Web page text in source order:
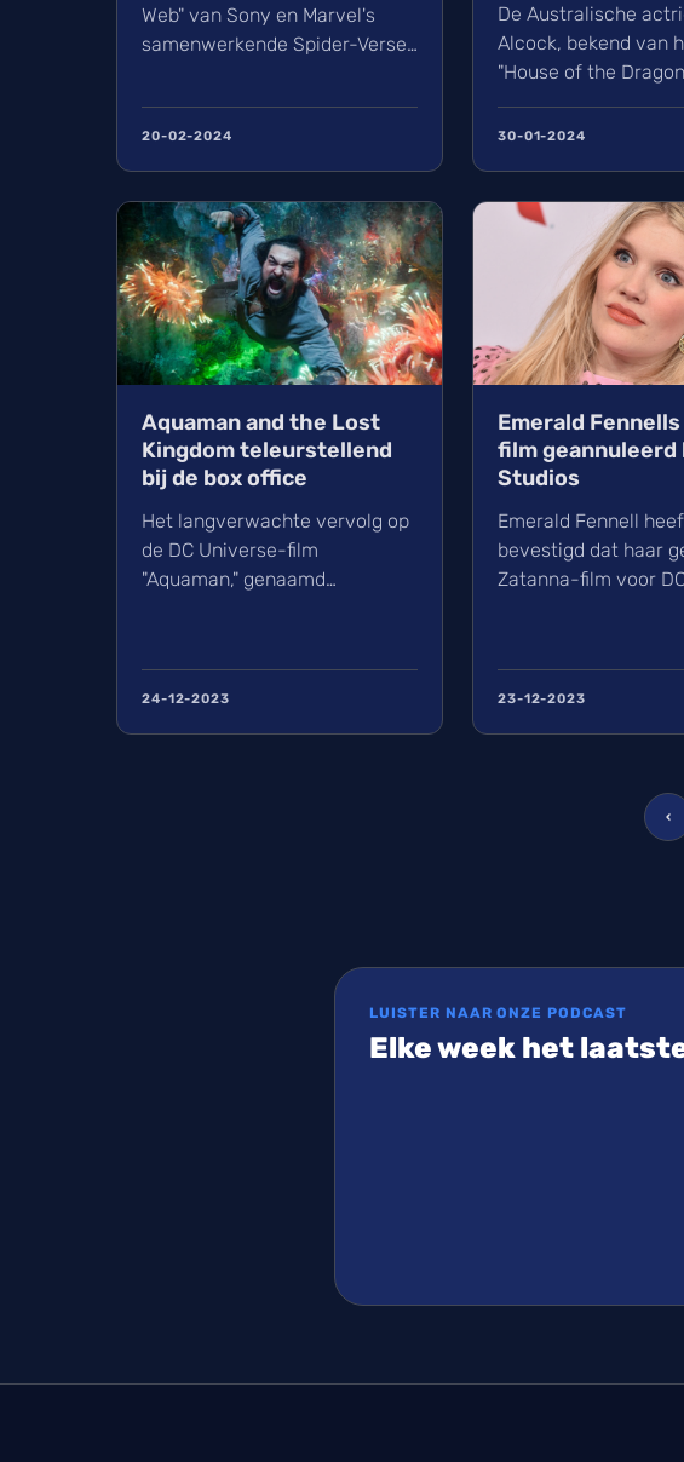
Web" van Sony en Marvel's
samenwerkende Spider-Verse-
aan de box office tijdens het
Presidents' Day weekend. De
20-02-2024
De Australische
Alcock, bekend van
"House of the
gecast als de
in de aankomende film
Universum. Dit ...
30-01-2024
Aquaman and the Lost
Kingdom teleurstellend
bij de box office
Het langverwachte vervolg op
de DC Universe-film
"Aquaman," genaamd
een knal van start gegaan aan
de box office. De film, die het
24-12-2023
Emerald
film geannuleerd
Studios
Emerald Fennell
bevestigd dat haar
Zatanna-film voor
"Promising Young
werd in 2021
23-12-2023
‹
LUISTER NAAR ONZE PODCAST
Elke week het